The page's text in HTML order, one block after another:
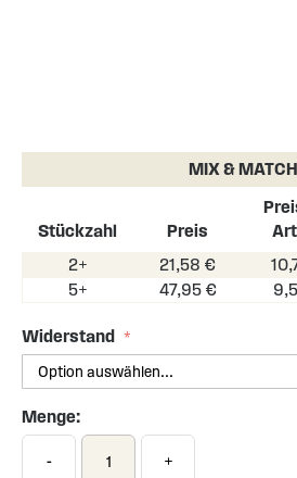
the
the
gallery
MIX & MATCH
Stückzahl Preis
2+
21,58 €
5+
47,95 €
Widerstand
Menge:
- +